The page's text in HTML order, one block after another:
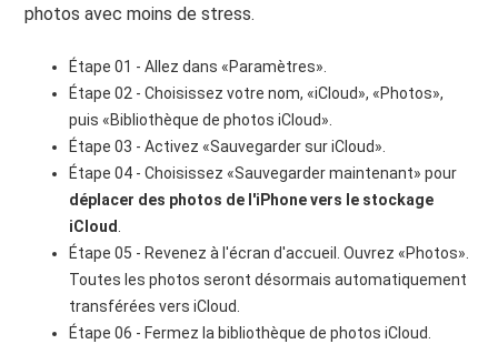
photos avec moins de stress.
Étape 01 - Allez dans «Paramètres».
Étape 02 - Choisissez votre nom, «iCloud», «Photos»,
puis «Bibliothèque de photos iCloud».
Étape 03 - Activez «Sauvegarder sur iCloud».
Étape 04 - Choisissez «Sauvegarder maintenant» pour
déplacer des photos de l'iPhone vers le stockage
iCloud.
Étape 05 - Revenez à l'écran d'accueil. Ouvrez «Photos».
Toutes les photos seront désormais automatiquement
transférées vers iCloud.
Étape 06 - Fermez la bibliothèque de photos iCloud.